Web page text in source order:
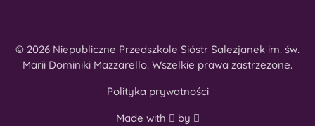
© 2026 Niepubliczne Przedszkole Sióstr Salezjanek im. św.
Marii Dominiki Mazzarello. Wszelkie prawa zastrzeżone.
Polityka prywatności
Made with
by